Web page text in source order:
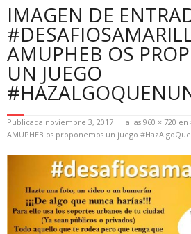
IMAGEN DE
AMUPHEB OS
UN JUEGO
Publicada noviembre 3, 2017 a las 960 × 720 en
AMUPHEB os proponemos un juego